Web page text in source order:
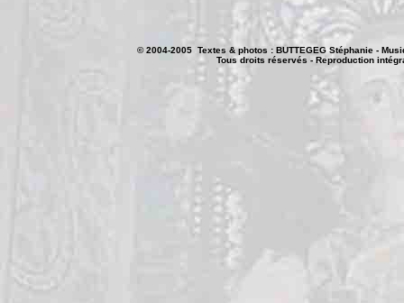
© 2004-2005 Textes & photos : BUTTEGEG Stéphanie -
Tous droits réservés - Reproduction